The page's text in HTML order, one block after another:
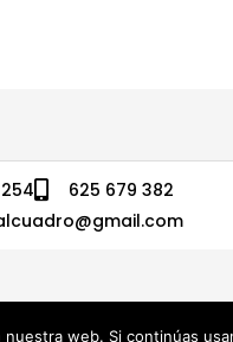
625 679 382
web. Si continúas